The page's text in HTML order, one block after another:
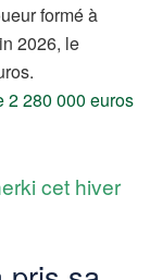
formé à
2026, le
2 280 000 euros
cet hiver